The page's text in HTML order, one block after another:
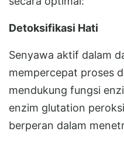
Detoksifikasi Hati
Senyawa aktif dalam
mempercepat proses
mendukung fungsi
enzim glutation
berperan dalam